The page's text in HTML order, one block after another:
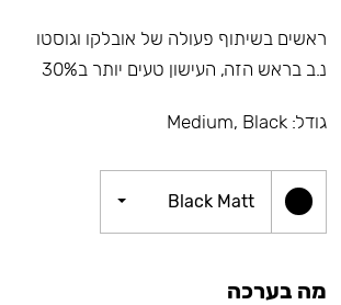
ראשים בשיתוף פעולה של אובלקו וגוסטו
נ.ב בראש הזה, העישון טעים יותר ב30%
גודל: Medium, Black
Black Matt
מה בערכה